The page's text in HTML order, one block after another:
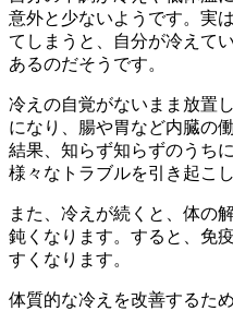
意外と少ないようです。実
てしまうと、自分が冷えて
あるのだそうです。
冷えの自覚がないまま放置
になり、腸や胃など内臓の
結果、知らず知らずのうち
様々なトラブルを引き起こ
また、冷えが続くと、体の
鈍くなります。すると、免
すくなります。
体質的な冷えを改善するた